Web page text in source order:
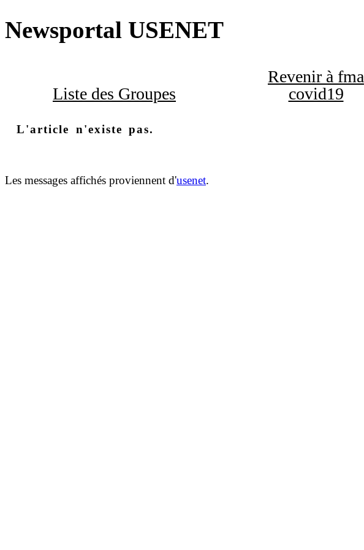
Newsportal USENET
Liste des Groupes
Revenir à fma
covid19
L'article n'existe pas.
Les messages affichés proviennent d'usenet.